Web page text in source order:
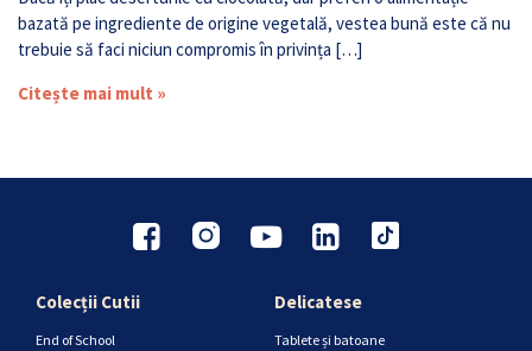
bazată pe ingrediente de origine vegetală, vestea bună este că nu
trebuie să faci niciun compromis în privința […]
Citește mai mult »
Colecții Cutii
End of School
Delicatese
Tablete și batoane